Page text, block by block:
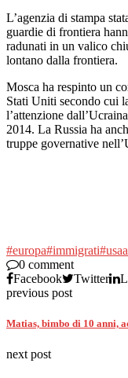
L’agenzia di stampa
guardie di frontiera
radunati in un valico
lontano dalla frontiera.
Mosca ha respinto un
Stati Uniti secondo cui
l’attenzione
2014. La Russia ha
truppe governative
#europa#immigrati#usa
0 comment
Facebook
Twitter
previous post
Matias, bimbo di 10 anni,
next post